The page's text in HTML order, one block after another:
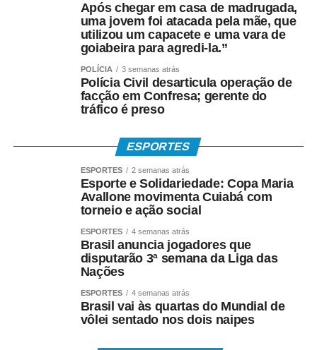
Após chegar em casa de madrugada,
uma jovem foi atacada pela mãe, que
utilizou um capacete e uma vara de
goiabeira para agredi-la.”
POLÍCIA 3 semanas atrás
Polícia Civil desarticula operação de
facção em Confresa; gerente do
tráfico é preso
ESPORTES
ESPORTES 2 semanas atrás
Esporte e Solidariedade: Copa Maria
Avallone movimenta Cuiabá com
torneio e ação social
ESPORTES 4 semanas atrás
Brasil anuncia jogadores que
disputarão 3ª semana da Liga das
Nações
ESPORTES 4 semanas atrás
Brasil vai às quartas do Mundial de
vôlei sentado nos dois naipes